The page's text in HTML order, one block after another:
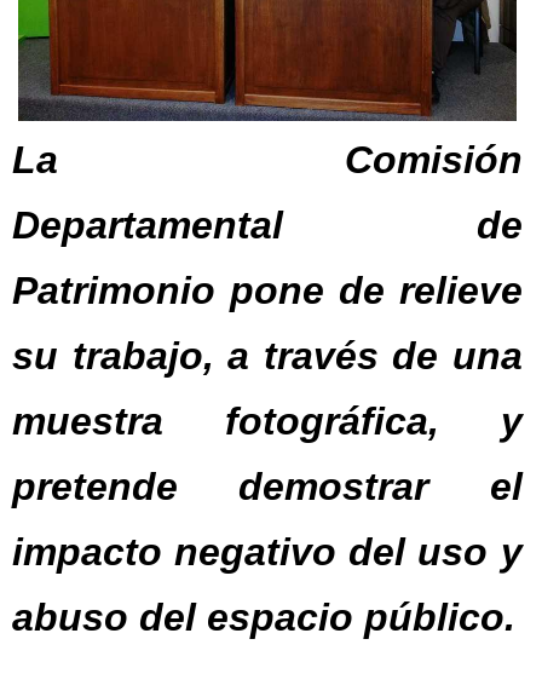
La Comisión
Departamental de
Patrimonio pone de relieve
su trabajo, a través de una
muestra fotográfica, y
pretende demostrar el
impacto negativo del uso y
abuso del espacio público.